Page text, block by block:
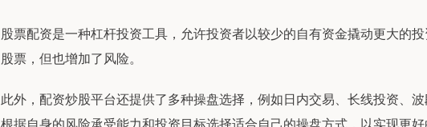
股票配资是一种杠杆投资工具，允许投资者以较少的自有资金撬动更大的
股票，但也增加了风险。
此外，配资炒股平台还提供了多种操盘选择，例如日内交易、长线投资、